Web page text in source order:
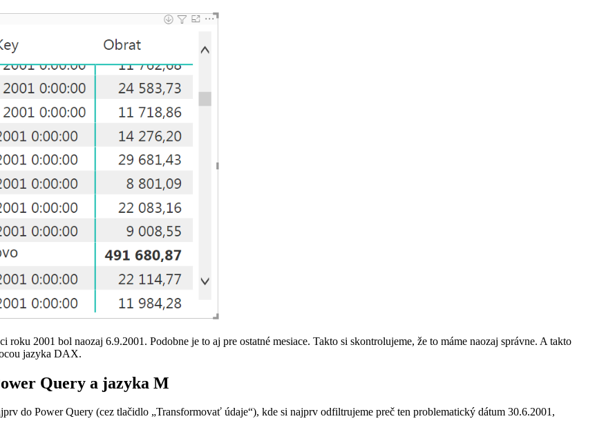
2001 bol naozaj 6.9.2001. Podobne je to aj pre ostatné mesiace. Takto si skontrolujeme, že to máme naozaj správne. A takto
jazyka DAX.
Query a jazyka M
do Power Query (cez tlačidlo „Transformovať údaje“), kde si najprv odfiltrujeme preč ten problematický dátum 30.6.2001,